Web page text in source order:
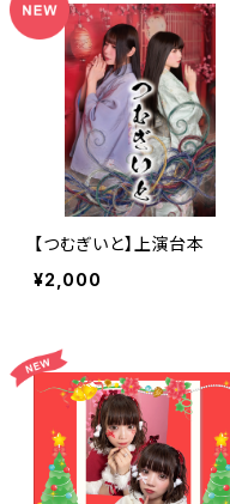
【つむぎいと】上演台本
¥2,000